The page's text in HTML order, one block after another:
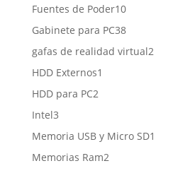
Fuentes de Poder1010
productos
Gabinete para PC3838
productos
gafas de realidad virtual22
HDD Externos1
HDD para PC22
Intel33
productos
Memoria USB y Micro SD1
Memorias Ram22